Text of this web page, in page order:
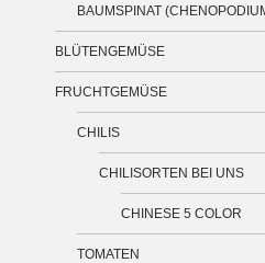
BAUMSPINAT
BLÜTENGEMÜSE
FRUCHTGEMÜSE
CHILIS
CHILISORTEN BEI UNS
CHINESE 5 COLOR
TOMATEN